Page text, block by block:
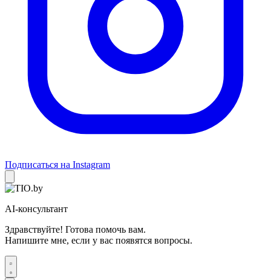
Подписаться на Instagram
AI-консультант
Здравствуйте! Готова помочь вам.
Напишите мне, если у вас появятся вопросы.